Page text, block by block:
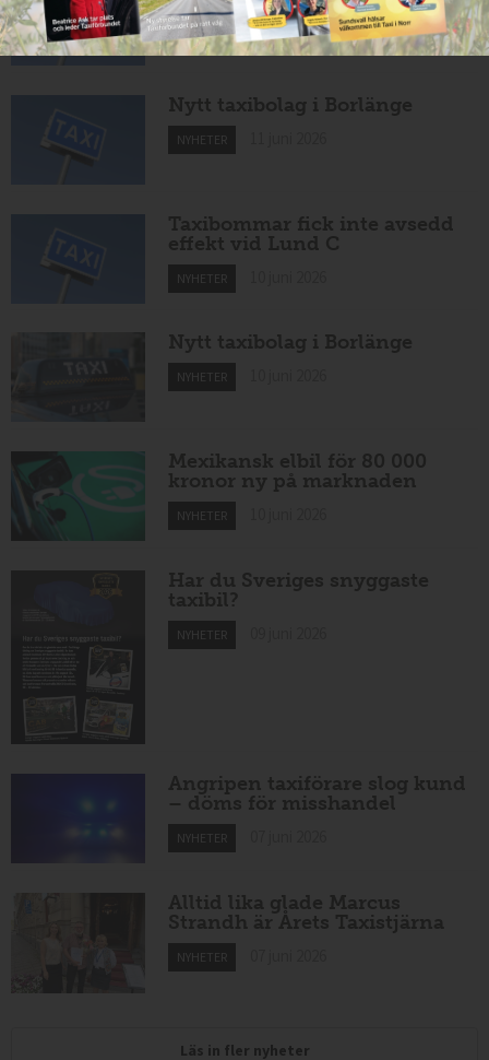
NYHETER 11 juni 2026
Nytt taxibolag i Borlänge
NYHETER
Taxibommar fick inte avsedd
effekt vid Lund C
NYHETER
Nytt taxibolag i Borlänge
NYHETER
Mexikansk elbil för 80 000
kronor ny på marknaden
NYHETER
Har du Sveriges snyggaste
taxibil?
NYHETER
Angripen taxiförare slog kund
– döms för misshandel
NYHETER
Alltid lika glade Marcus
Strandh är Årets Taxistjärna
NYHETER
Läs in fler nyheter